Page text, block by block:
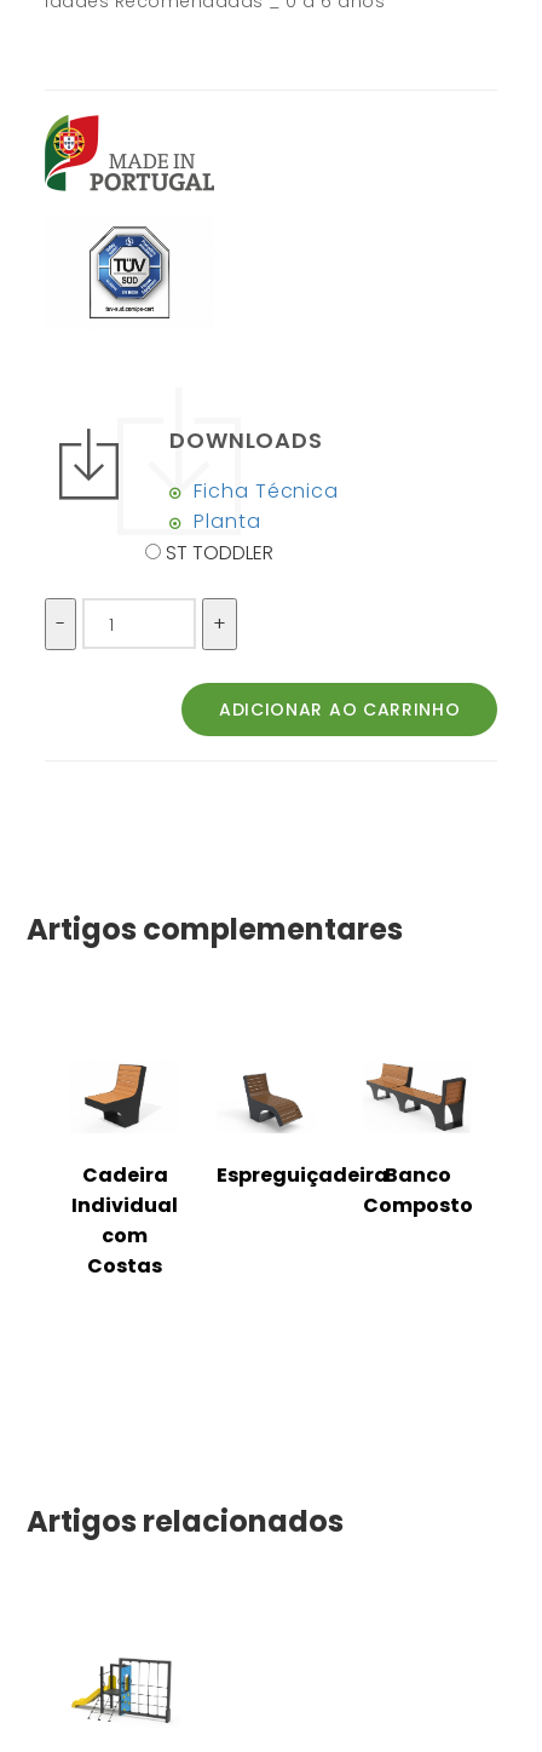
DOWNLOADS
Ficha Técnica
Planta
ST TODDLER
Artigos complementares
Cadeira
Individual
com
Costas
EspreguiçadeiraBanco
Composto
Artigos relacionados